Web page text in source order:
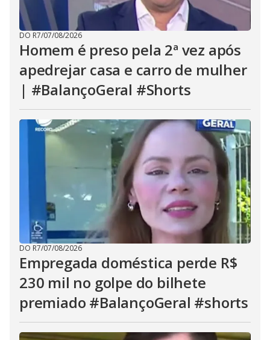
DO R7/07/08/2026
Homem é preso pela 2ª vez após
apedrejar casa e carro de mulher
| #BalançoGeral #Shorts
DO R7/07/08/2026
Empregada doméstica perde R$
230 mil no golpe do bilhete
premiado #BalançoGeral #shorts